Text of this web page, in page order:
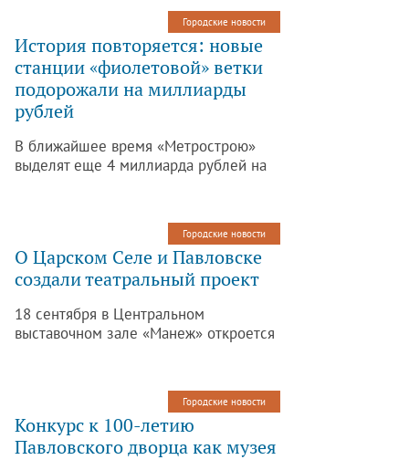
юнармейцы, учащиеся школы № 407,
студенты ЛГУ им. А.С. Пушкина и
родственники героя.
Городские новости
История повторяется: новые
станции «фиолетовой» ветки
подорожали на миллиарды
рублей
В ближайшее время «Метрострою»
выделят еще 4 миллиарда рублей на
проспект», «Шушары».
Городские новости
О Царском Селе и Павловске
создали театральный проект
18 сентября в Центральном
выставочном зале «Манеж» откроется
летию музеев-заповедников.
Городские новости
Конкурс к 100-летию
Павловского дворца как музея